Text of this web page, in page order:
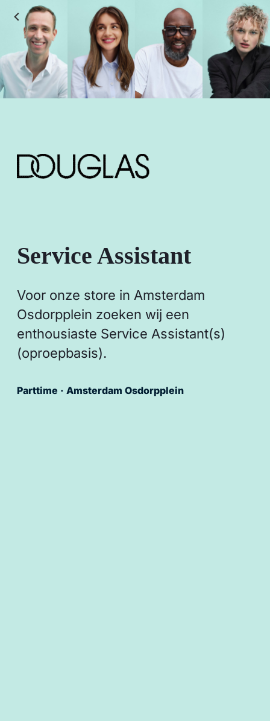
Service Assistant
Voor onze store in Amsterdam
Osdorpplein zoeken wij een
enthousiaste Service Assistant(s)
(oproepbasis).
Parttime · Amsterdam Osdorpplein